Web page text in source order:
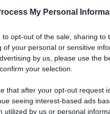
My Personal
to opt-out of the sale, sharing to
of your personal or sensitive
by us, please use the
your selection.
that after your opt-out request
seeing interest-based ads
utilized by us or personal
Grande Sarno, confronto a
Spaccio di droga a Roma, 13
anche un 26enne avellinese